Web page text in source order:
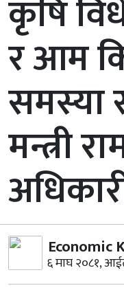
कृषि
र आम
समस्या
मन्त्री
Economic
६ माघ २०८१,